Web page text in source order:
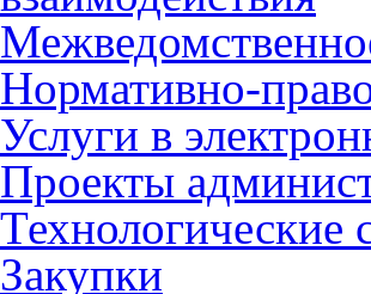
Нормативно-
Услуги в
Проекты
Технологические
Закупки